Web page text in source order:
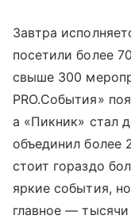
Завтра
посетили более
свыше 300
PRO.События»
а «Пикник» стал
объединил более
стоит гораздо
яркие события,
главное —